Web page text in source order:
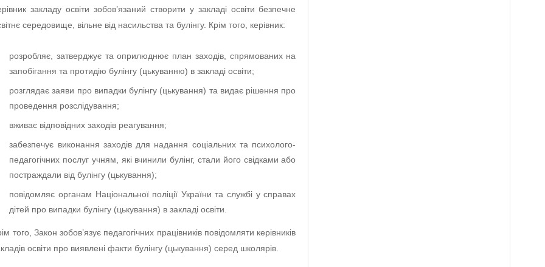
закладу освіти зобов’язаний створити у закладі освіти безпечне
середовище, вільне від насильства та булінгу. Крім того, керівник:
розробляє, затверджує та оприлюднює план заходів, спрямованих на
запобігання та протидію булінгу (цькуванню) в закладі освіти;
розглядає заяви про випадки булінгу (цькування) та видає рішення про
проведення розслідування;
вживає відповідних заходів реагування;
забезпечує виконання заходів для надання соціальних та психолого-
педагогічних послуг учням, які вчинили булінг, стали його свідками або
постраждали від булінгу (цькування);
повідомляє органам Національної поліції України та службі у справах
дітей про випадки булінгу (цькування) в закладі освіти.
того, Закон зобов’язує педагогічних працівників повідомляти керівників
освіти про виявлені факти булінгу (цькування) серед школярів.